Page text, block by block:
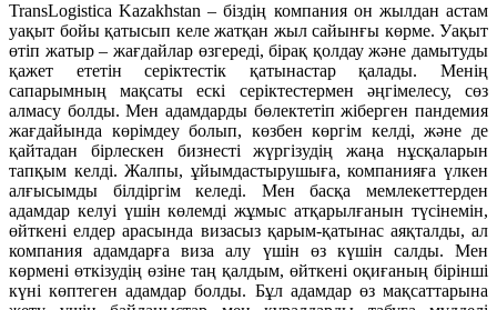
TransLogistica Kazakhstan – біздің компания он жылдан астам
уақыт бойы қатысып келе жатқан жыл сайынғы көрме. Уақыт
өтіп жатыр – жағдайлар өзгереді, бірақ қолдау және дамытуды
қажет ететін серіктестік қатынастар қалады. Менің
сапарымның мақсаты ескі серіктестермен әңгімелесу, сөз
алмасу болды. Мен адамдарды бөлектетіп жіберген пандемия
жағдайында көрімдеу болып, көзбен көргім келді, және де
қайтадан бірлескен бизнесті жүргізудің жаңа нұсқаларын
тапқым келді. Жалпы, ұйымдастырушыға, компанияға үлкен
алғысымды білдіргім келеді. Мен басқа мемлекеттерден
адамдар келуі үшін көлемді жұмыс атқарылғанын түсінемін,
өйткені елдер арасында визасыз қарым-қатынас аяқталды, ал
компания адамдарға виза алу үшін өз күшін салды. Мен
көрмені өткізудің өзіне таң қалдым, өйткені оқиғаның бірінші
күні көптеген адамдар болды. Бұл адамдар өз мақсаттарына